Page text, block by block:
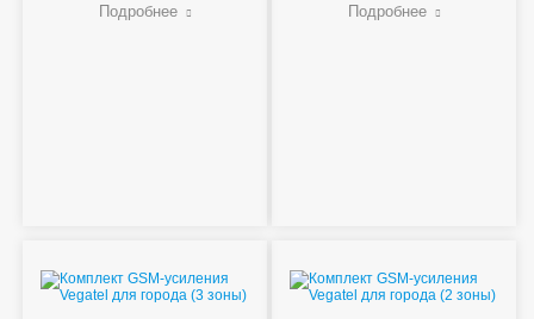
Подробнее Подробнее